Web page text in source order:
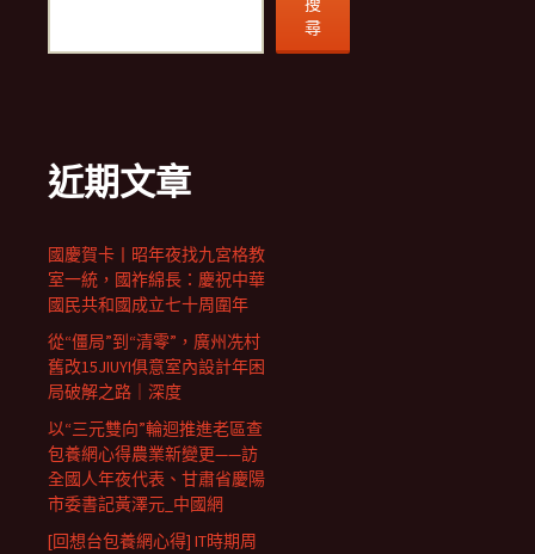
尋
近期文章
國慶賀卡丨昭年夜找九宮格教
室一統，國祚綿長：慶祝中華
國民共和國成立七十周圍年
從“僵局”到“清零”，廣州冼村
舊改15JIUYI俱意室內設計年困
局破解之路｜深度
以“三元雙向”輪迴推進老區查
包養網心得農業新變更——訪
全國人年夜代表、甘肅省慶陽
市委書記黃澤元_中國網
[回想台包養網心得] IT時期周